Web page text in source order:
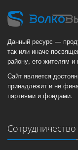
Данный ресурс —
так или иначе
району, его жителям и
Сайт является
принадлежит и не
партиями и фондами.
Сотрудничество